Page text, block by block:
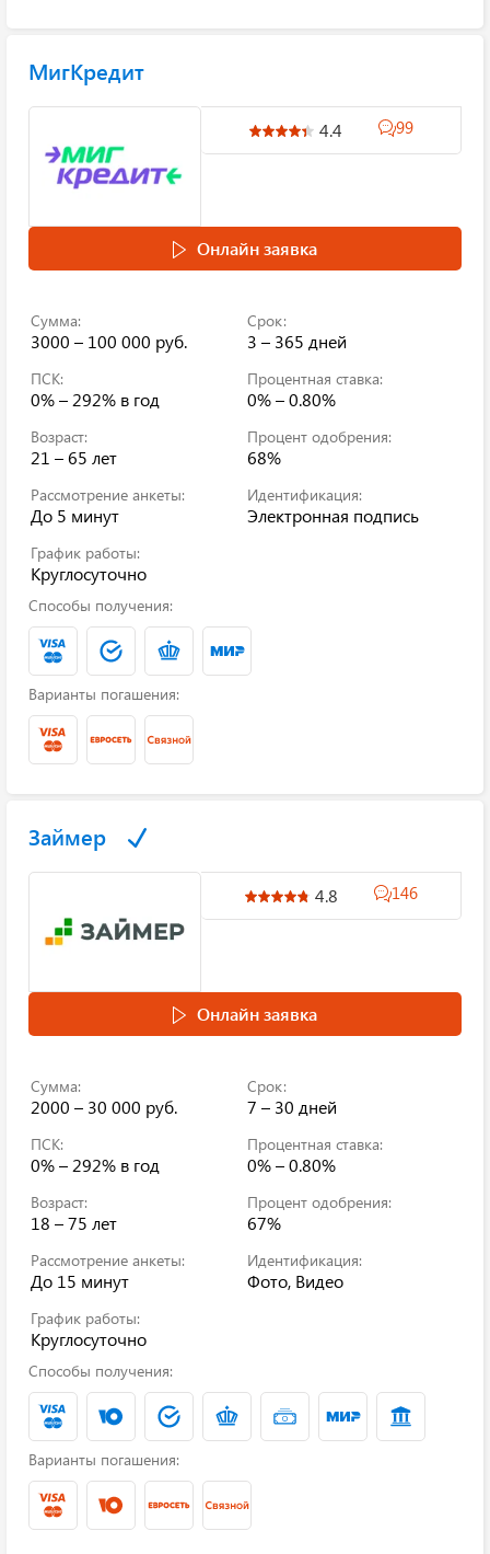
МигКредит
4.4 99
Онлайн заявка
Сумма:
3000 – 100 000 руб.
Срок:
3 – 365 дней
ПСК:
0% – 292% в год
Процентная ставка:
0% – 0.80%
Возраст:
21 – 65 лет
Процент одобрения:
68%
Рассмотрение анкеты:
До 5 минут
Идентификация:
Электронная подпись
График работы:
Круглосуточно
Способы получения:
Варианты погашения:
Займер
4.8 146
Онлайн заявка
Сумма:
2000 – 30 000 руб.
Срок:
7 – 30 дней
ПСК:
0% – 292% в год
Процентная ставка:
0% – 0.80%
Возраст:
18 – 75 лет
Процент одобрения:
67%
Рассмотрение анкеты:
До 15 минут
Идентификация:
Фото, Видео
График работы:
Круглосуточно
Способы получения:
Варианты погашения: